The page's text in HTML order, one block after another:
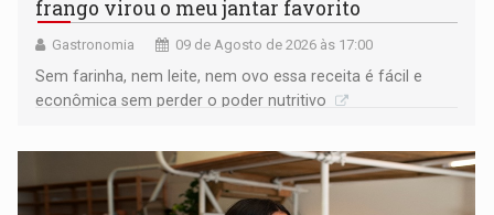
frango virou o meu jantar favorito
Gastronomia 09 de Agosto de 2026 às 17:00
Sem farinha, nem leite, nem ovo essa receita é fácil e
econômica sem perder o poder nutritivo